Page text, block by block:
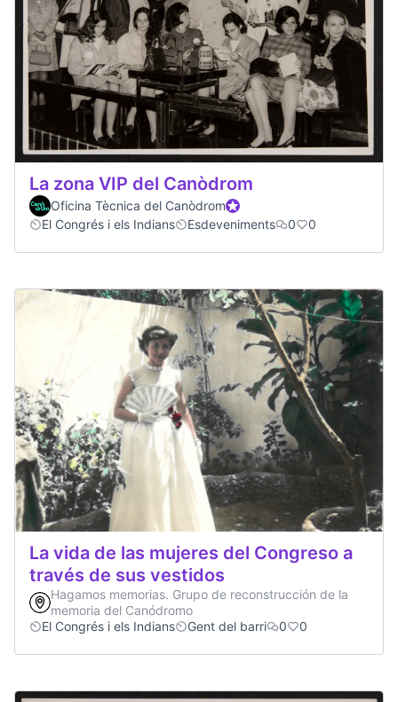
La zona VIP del Canòdrom
Oficina Tècnica del CanòdromParticipante oficial
El Congrés i els Indians
Esdeveniments 0 0
La vida de las mujeres del Congreso a
través de sus vestidos
Hagamos memorias. Grupo de reconstrucción de la
memoria del Canódromo
El Congrés i els Indians
Gent del barri 0 0